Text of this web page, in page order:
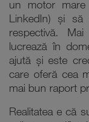
un motor
LinkedIn) și să
respectivă.
lucrează în
ajută și este
care oferă cea
mai bun raport
Realitatea e că